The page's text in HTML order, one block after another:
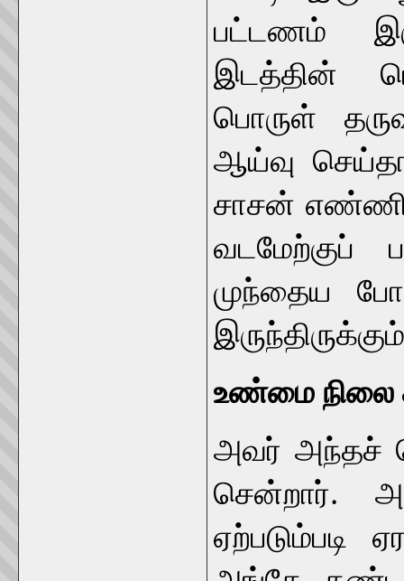
பட்டணம்
இடத்தின்
பொருள்
ஆய்வு
சாசன்
வடமேற்குப்
முந்தைய
உண்மை நிலை
அவர் அந்தச்
சென்றார்.